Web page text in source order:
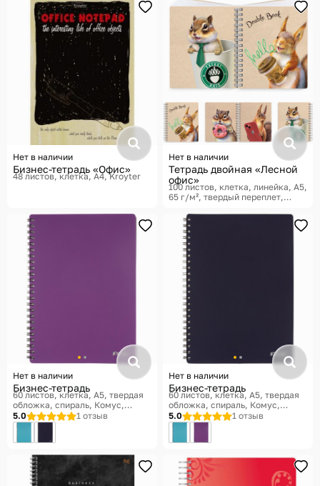
Нет в наличии
Бизнес-тетрадь «Офис»
48 листов, клетка, A4 Kroyter
Нет в наличии
Тетрадь двойная «Лесной
офис»
100 листов, клетка, линейка, A5,
65 г/м², твердый переплет
Нет в наличии
Бизнес-тетрадь
60 листов, клетка, A5, твердая
обложка, спираль Комус,
Товары для офиса Classic
5.0 1 отзыв
Нет в наличии
Бизнес-тетрадь
60 листов, клетка, A5, твердая
обложка, спираль Комус,
Товары для офиса Classic
5.0 1 отзыв